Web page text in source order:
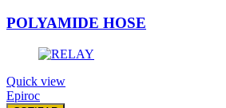
POLYAMIDE HOSE
Quick view
Epiroc